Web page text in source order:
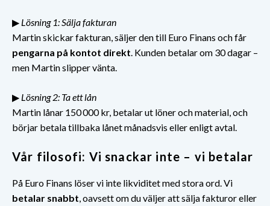
▶ Lösning 1: Sälja fakturan
Martin skickar fakturan, säljer den till Euro Finans och får
pengarna på kontot direkt . Kunden betalar om 30 dagar –
men Martin slipper vänta.
▶ Lösning 2: Ta ett lån
Martin lånar 150 000 kr, betalar ut löner och material, och
börjar betala tillbaka lånet månadsvis eller enligt avtal.
Vår filosofi: Vi snackar inte – vi betalar
På Euro Finans löser vi inte likviditet med stora ord. Vi
betalar snabbt, oavsett om du väljer att sälja fakturor eller